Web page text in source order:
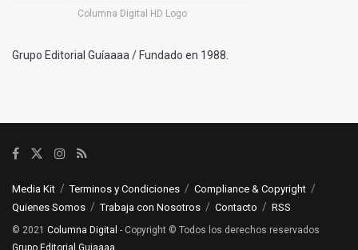
Columna Digital HD Logo
Grupo Editorial Guíaaaa / Fundado en 1988.
Media Kit Terminos y Condiciones
Compliance & Copyright
Quienes Somos
Trabaja con Nosotros Contacto RSS
© 2021 Columna Digital - Copyright © Todos los derechos reservados
Grupo Editorial Guiaaaa